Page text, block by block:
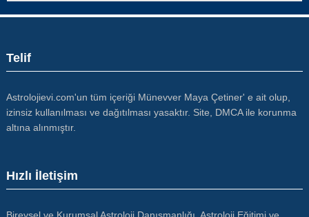
Telif
Astrolojievi.com'un tüm içeriği Münevver Maya Çetiner' e ait olup,
izinsiz kullanılması ve dağıtılması yasaktır. Site, DMCA ile korunma
altına alınmıştır.
Hızlı İletişim